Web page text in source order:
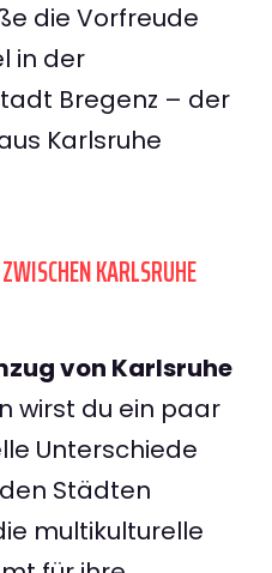
die Vorfreude
in der
Bregenz – der
Karlsruhe
KARLSRUHE
von Karlsruhe
wirst du ein paar
Unterschiede
Städten
multikulturelle